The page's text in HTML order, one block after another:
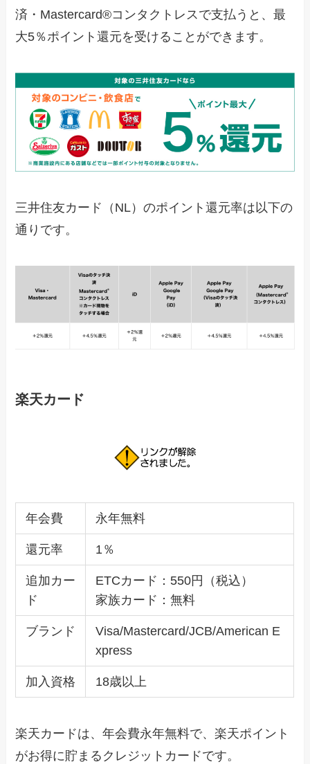
済・Mastercard®コンタクトレスで支払うと、最
大5％ポイント還元を受けることができます。
三井住友カード（NL）のポイント還元率は以下の
通りです。
楽天カード
年会費 永年無料
還元率 1％
追加カー
ド
ETCカード：550円（税込）
家族カード：無料
ブランド
Visa/Mastercard/JCB/American E
xpress
加入資格 18歳以上
楽天カードは、年会費永年無料で、楽天ポイント
がお得に貯まるクレジットカードです。